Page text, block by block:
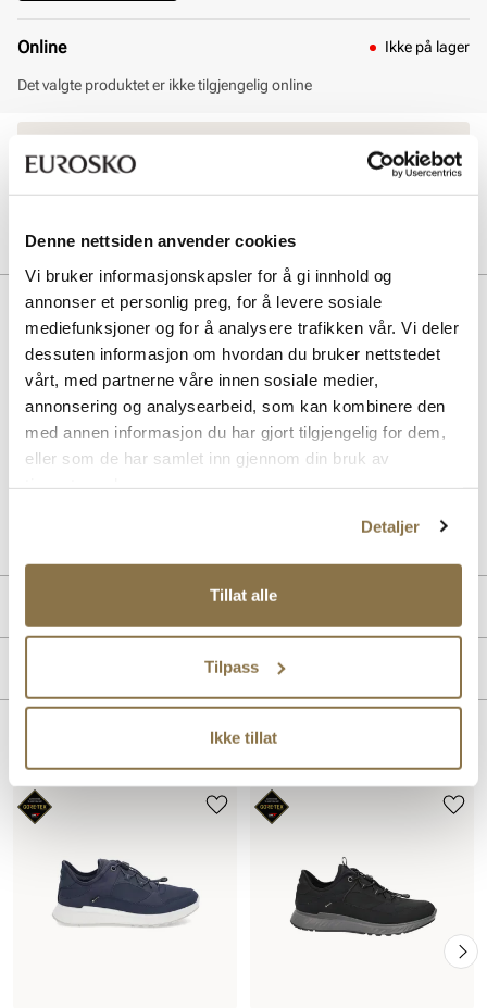
Denne nettsiden anvender cookies
Vi bruker informasjonskapsler for å gi innhold og
annonser et personlig preg, for å levere sosiale
mediefunksjoner og for å analysere trafikken vår. Vi deler
dessuten informasjon om hvordan du bruker nettstedet
vårt, med partnerne våre innen sosiale medier,
annonsering og analysearbeid, som kan kombinere den
med annen informasjon du har gjort tilgjengelig for dem,
eller som de har samlet inn gjennom din bruk av
Detaljer
Tillat alle
Tilpass
Ikke tillat
Online Ikke på lager
Det valgte produktet er ikke tilgjengelig online
Hjemlevering 3-7 dager
Beskrivelse
Nyt lange gåturer med støttende komfort iført denne smarte Slip-ins
modellen. Designet med vår eksklusive Heel Pillow, tilbyr dette
veganske designet en komfortabel og myk overdel med elastiske
bånd, en støttende mellomsåle og en Skechers Air-Cooled Memory
Foam komfort innersåle. Her får du en Relaxed Fit passform som
tilbyr god plass og romslighet til din forfot
Lignende produkter